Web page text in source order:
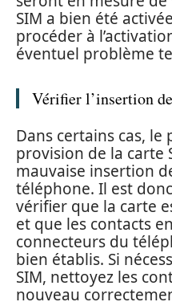
SIM a bien été
procéder à
éventuel problème
Vérifier l’insertion
Dans certains cas,
provision de la carte
mauvaise insertion
téléphone. Il est
vérifier que la carte
et que les contacts
connecteurs du
bien établis. Si
SIM, nettoyez les
nouveau